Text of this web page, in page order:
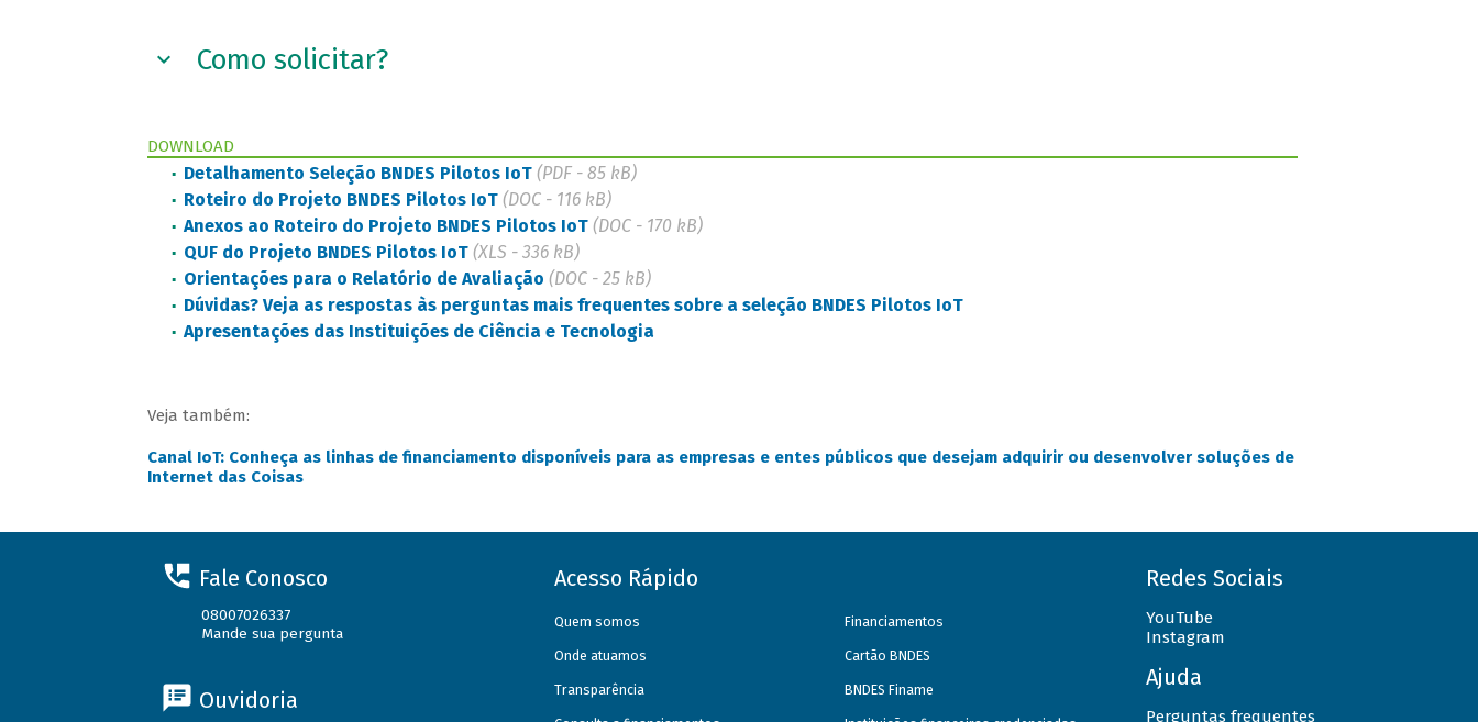
Como solicitar?
DOWNLOAD
Detalhamento Seleção BNDES Pilotos IoT (PDF - 85 kB)
Roteiro do Projeto BNDES Pilotos IoT (DOC - 116 kB)
Anexos ao Roteiro do Projeto BNDES Pilotos IoT (DOC - 170 kB)
QUF do Projeto BNDES Pilotos IoT (XLS - 336 kB)
Orientações para o Relatório de Avaliação (DOC - 25 kB)
Dúvidas? Veja as respostas às perguntas mais frequentes sobre a seleção BNDES Pilotos IoT
Apresentações das Instituições de Ciência e Tecnologia
Veja também:
Canal IoT: Conheça as linhas de financiamento disponíveis para as empresas e entes públicos que desejam adquirir ou desenvolver soluções de
Internet das Coisas
Fale Conosco
08007026337
Mande sua pergunta
Ouvidoria
Acesso Rápido
Quem somos
Onde atuamos
Transparência
Financiamentos
Cartão BNDES
BNDES Finame
Redes Sociais
YouTube
Instagram
Ajuda
Perguntas frequentes